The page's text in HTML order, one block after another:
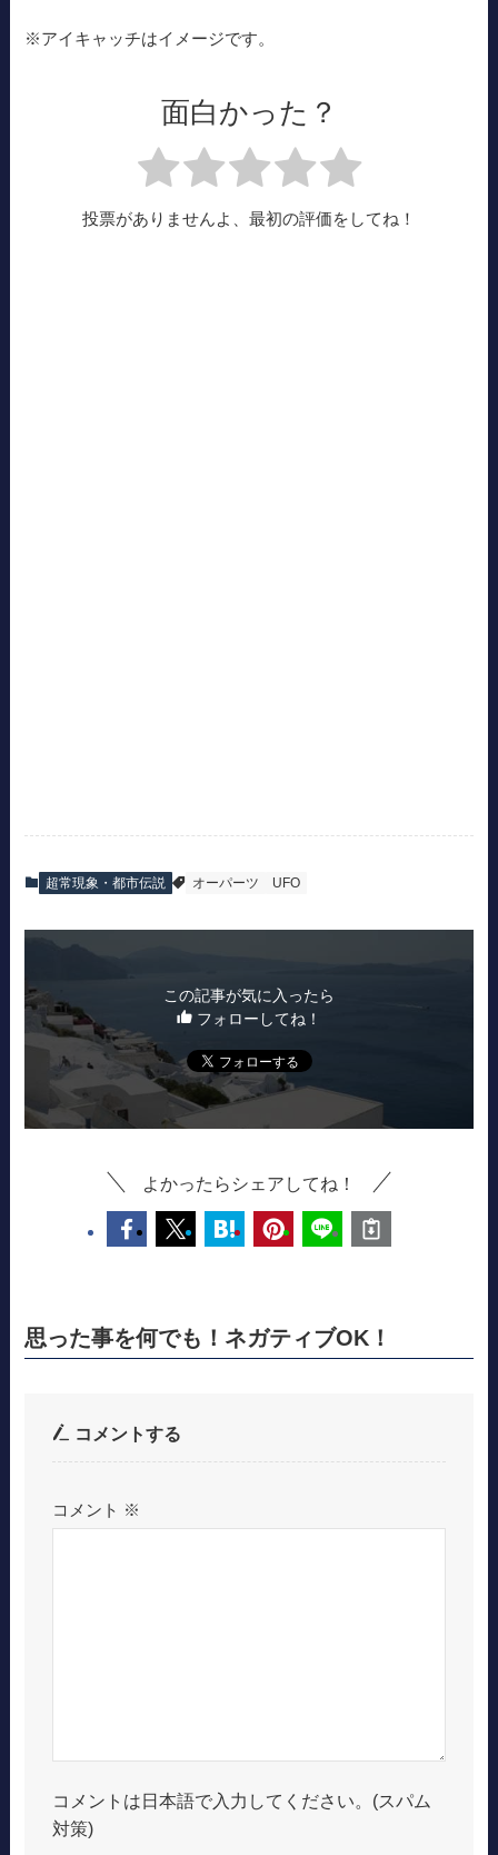
※アイキャッチはイメージです。
面白かった？
投票がありませんよ、最初の評価をしてね！
超常現象・都市伝説 オーパーツ UFO
この記事が気に入ったら
フォローしてね！
よかったらシェアしてね！
思った事を何でも！ネガティブOK！
コメントする
コメント ※
コメントは日本語で入力してください。(スパム
対策)